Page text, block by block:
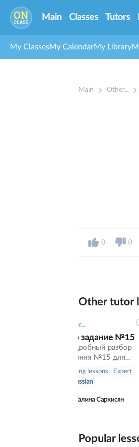
Main Classes Tutors
My ClassesMy CalendarMy Library
Main Other...
0 0
Other tutor
Other...
Огэ задание №15
Подробный разбор
задания №15 для
учеников 9 класса.
Reading lessons
Expert
Russian
Галина Саркисян
Popular